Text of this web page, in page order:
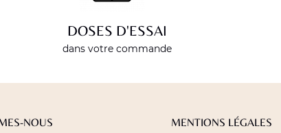
DOSES D'ESSAI
dans votre commande
NOUS MENTIONS LÉGALES